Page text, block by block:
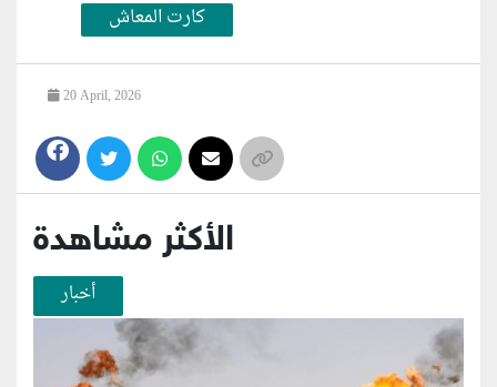
كارت المعاش
20 April, 2026
الأكثر مشاهدة
أخبار